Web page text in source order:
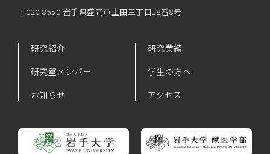
〒020-8550 岩手県盛岡市上田三丁目18番8号
研究紹介
研究業績
研究室メンバー
学生の方へ
お知らせ
アクセス